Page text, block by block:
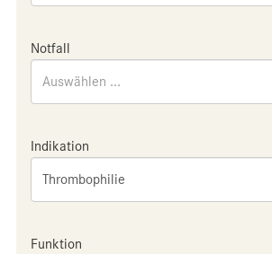
Notfall
Auswählen ...
Indikation
Thrombophilie
Funktion